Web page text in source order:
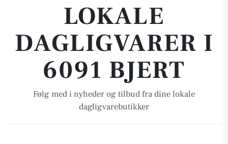
LOKALE
DAGLIGVARER I
6091 BJERT
Følg med i nyheder og tilbud fra dine lokale
dagligvarebutikker